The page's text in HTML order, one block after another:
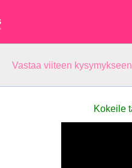
Vastaa viiteen
Kokeile